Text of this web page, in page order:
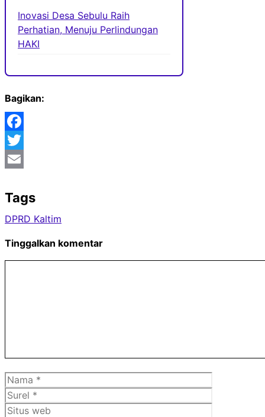
Inovasi Desa Sebulu Raih
Perhatian, Menuju Perlindungan
HAKI
Bagikan:
Facebook
Twitter
Tags
DPRD Kaltim
Tinggalkan komentar
Nama
Surel
Situs